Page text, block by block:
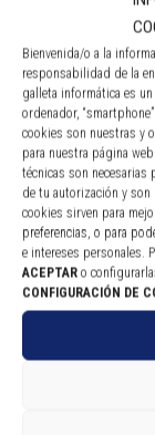
Bienvenida/o a la
responsabilidad de la
galleta informática es
ordenador,
cookies son nuestras y
para nuestra página
técnicas son necesarias
de tu autorización y
cookies sirven para
preferencias, o para
e intereses personales.
ACEPTAR o
CONFIGURACIÓN DE
ORTESIS DE
EXTENSIÓN DEL
Leer más